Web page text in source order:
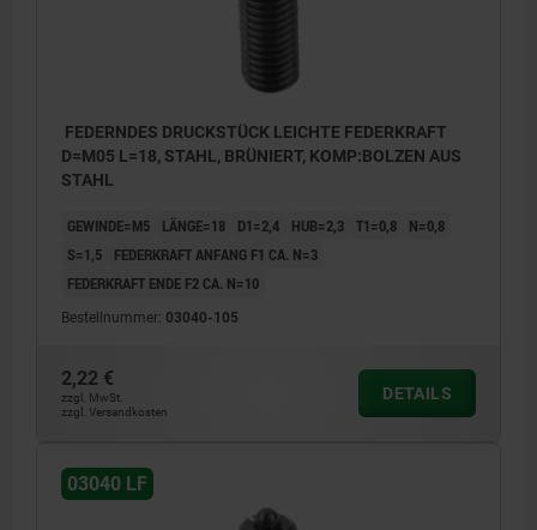
FEDERNDES DRUCKSTÜCK LEICHTE FEDERKRAFT
D=M05 L=18, STAHL, BRÜNIERT, KOMP:BOLZEN AUS
STAHL
GEWINDE=M5 LÄNGE=18 D1=2,4 HUB=2,3 T1=0,8
N=0,8
S=1,5
FEDERKRAFT ANFANG F1 CA. N=3
FEDERKRAFT ENDE F2 CA. N=10
Bestellnummer: 03040-105
2,22 €
zzgl. MwSt.
zzgl. Versandkosten
DETAILS
03040 LF